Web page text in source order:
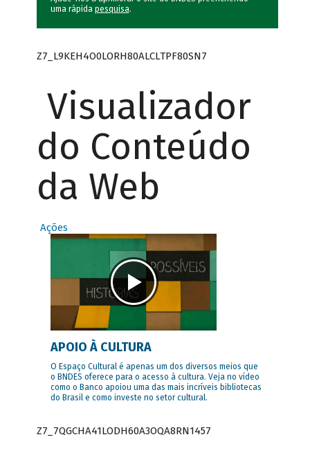
uma rápida pesquisa.
Z7_L9KEH4O0LORH80ALCLTPF80SN7
Visualizador
do Conteúdo
da Web
Ações
APOIO À CULTURA
O Espaço Cultural é apenas um dos diversos meios que
o BNDES oferece para o acesso à cultura. Veja no vídeo
como o Banco apoiou uma das mais incríveis bibliotecas
do Brasil e como investe no setor cultural.
Z7_7QGCHA41LODH60A3OQA8RN1457